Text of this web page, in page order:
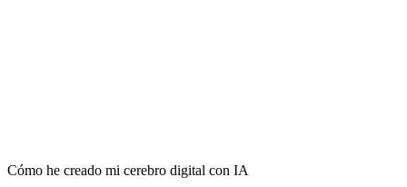
Cómo he creado mi cerebro digital con IA